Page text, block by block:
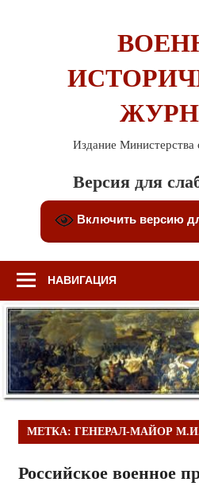
Издание Министерства
Версия для
Включить версию
НАВИГАЦИЯ
МЕТКА: ГЕНЕРАЛ-МАЙОР
Российское военное